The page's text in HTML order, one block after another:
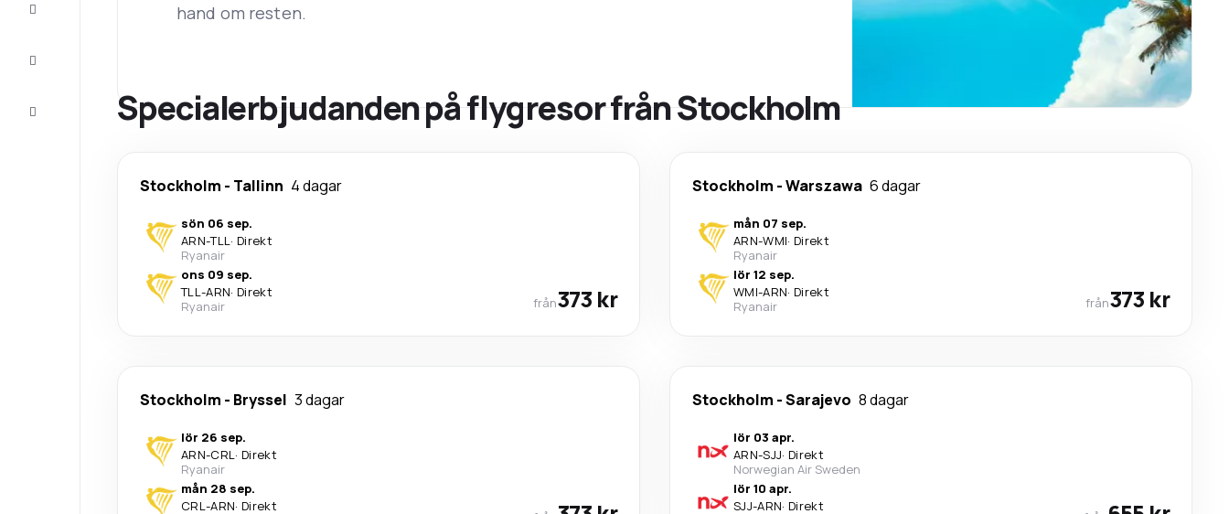
hand om resten.
Specialerbjudanden på flygresor från Stockholm
Stockholm - Tallinn 4 dagar
sön 06 sep.
ARN-TLL· Direkt
Ryanair
ons 09 sep.
TLL-ARN· Direkt
Ryanair
från373 kr
Stockholm -Warszawa 6 dagar
mån 07 sep.
ARN-WMI· Direkt
Ryanair
lör 12 sep.
WMI-ARN· Direkt
Ryanair
från373 kr
Stockholm - Bryssel 3 dagar
lör 26 sep.
ARN-CRL· Direkt
Ryanair
mån 28 sep.
CRL-ARN· Direkt
Stockholm -Sarajevo 8 dagar
lör 03 apr.
ARN-SJJ· Direkt
Norwegian Air Sweden
lör 10 apr.
SJJ-ARN· Direkt